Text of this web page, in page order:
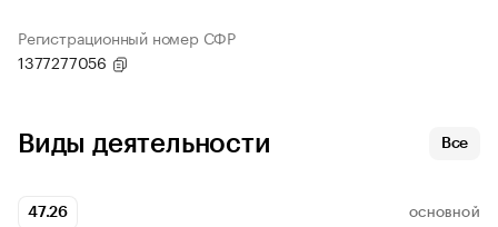
Регистрационный номер СФР
1377277056
Виды деятельности Все
47.26 ОСНОВНОЙ